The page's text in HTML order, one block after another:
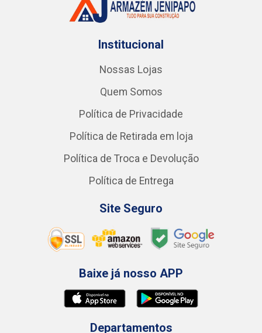
Institucional
Nossas Lojas
Quem Somos
Política de Privacidade
Política de Retirada em loja
Política de Troca e Devolução
Política de Entrega
Site Seguro
Baixe já nosso APP
Departamentos